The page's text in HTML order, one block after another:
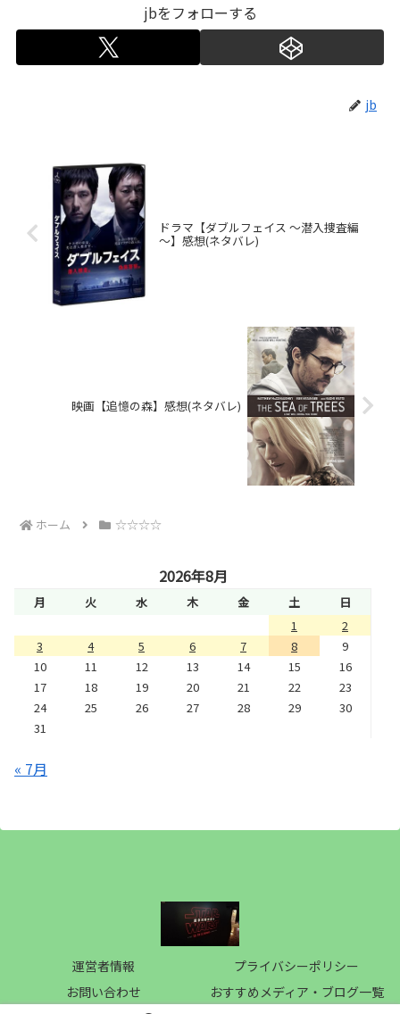
jbをフォローする
jb
ドラマ【ダブルフェイス ～潜入捜査編
～】感想(ネタバレ)
映画【追憶の森】感想(ネタバレ)
ホーム ☆☆☆☆
2026年8月
月 火 水 木 金 土
日
1
2
3
4 5 6 7 8
9
10
11 12 13 14 15
16
17
18 19 20 21 22
23
24
25 26 27 28 29
30
31
« 7月
運営者情報
プライバシーポリシー
お問い合わせ
おすすめメディア・ブログ一覧